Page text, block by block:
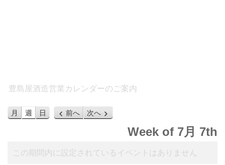
豊島屋酒造営業カレンダーのご案内
月 週 日 前へ 次へ
Week of 7月 7th
この期間内に設定されているイベントはありません